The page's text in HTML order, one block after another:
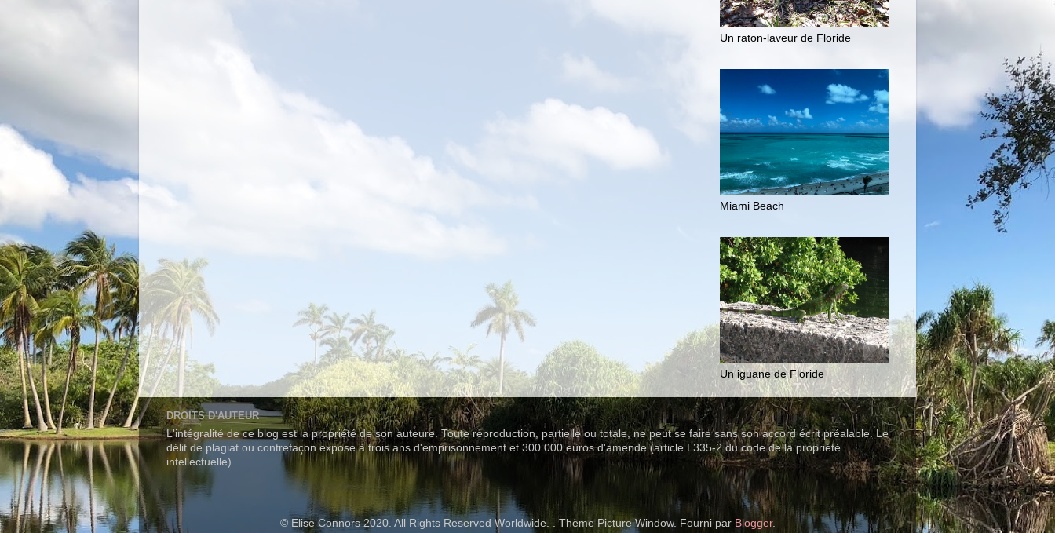
Un raton-laveur de Floride
Miami Beach
Un iguane de Floride
DROITS D'AUTEUR
L'intégralité de ce blog est la propriété de son auteure. Toute reproduction, partielle ou totale, ne peut se faire sans son accord écrit préalable. Le
délit de plagiat ou contrefaçon expose à trois ans d'emprisonnement et 300 000 euros d'amende (article L335-2 du code de la propriété
intellectuelle)
© Elise Connors 2020. All Rights Reserved Worldwide. . Thème Picture Window. Fourni par Blogger.